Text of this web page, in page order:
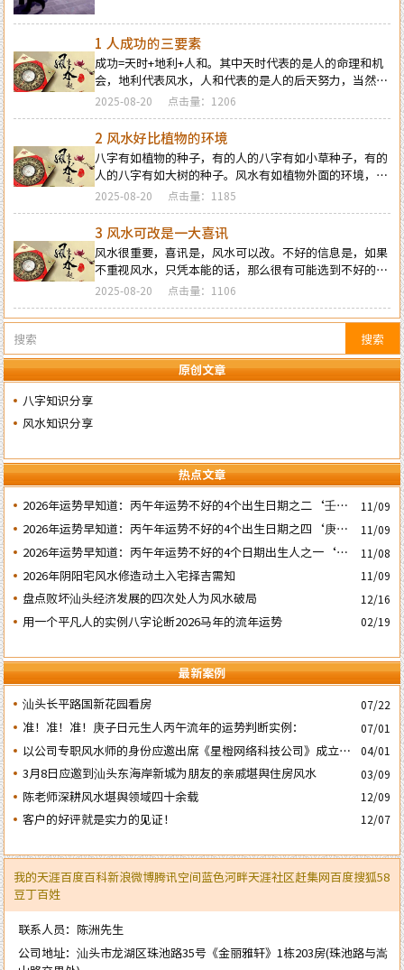
搜索
原创文章
八字知识分享
风水知识分享
热点文章
2026年运势早知道：丙午年运势不好的4个出生日期之二‘壬子’
日
11/09
2026年运势早知道：丙午年运势不好的4个出生日期之四‘庚子’
日
11/09
2026年运势早知道：丙午年运势不好的4个日期出生人之一‘戊
子’ 日
11/08
2026年阴阳宅风水修造动土入宅择吉需知 11/09
盘点败坏汕头经济发展的四次处人为风水破局 12/16
用一个平凡人的实例八字论断2026马年的流年运势 02/19
最新案例
汕头长平路国新花园看房
07/22
准！准！准！庚子日元生人丙午流年的运势判断实例： 07/01
以公司专职风水师的身份应邀出席《星橙网络科技公司》成立5
周年庆典
04/01
3月8日应邀到汕头东海岸新城为朋友的亲戚堪舆住房风水 03/09
陈老师深耕风水堪舆领域四十余载 12/09
客户的好评就是实力的见证！ 12/07
续了一百多年的兴旺景象，可惜在改革开放中后期的城市
扩展建设中，多次处的文物建筑被拆毁改变破坏了开埠发
源地及汕头市区整体的风水大局，以及一些人为的不合理
风水造局，引发了汕头市场经济繁荣景象的一落千丈，工
商业的发展及人气日益萧条…
1 人成功的三要素
成功=天时+地利+人和。其中天时代表的是人的命理和机
会，地利代表风水，人和代表的是人的后天努力，当然天
时，地利，人和，每个占比是不同的，天时占50%的力
量，地利占35%的力量，人的努力只占15%的力量
2025-08-20 点击量：1206
2 风水好比植物的环境
八字有如植物的种子，有的人的八字有如小草种子，有的
人的八字有如大树的种子。风水有如植物外面的环境，如
果环境好的话，小草永远长不到大树这么高，和大树比起
来，小草就是在大树的脚下。
2025-08-20 点击量：1185
3 风水可改是一大喜讯
风水很重要，喜讯是，风水可以改。不好的信息是，如果
不重视风水，只凭本能的话，那么很有可能选到不好的风
水，或者人为造出不好风水的房子。那，怎样才能有好风
水呢？
2025-08-20 点击量：1106
我的天涯百度百科新浪微博腾讯空间蓝色河畔天涯社区赶集网百度搜狐58
豆丁百姓
联系人员：陈洲先生
公司地址：汕头市龙湖区珠池路35号《金丽雅轩》1栋203房(珠池路与嵩